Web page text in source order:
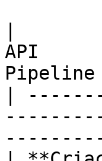
API
Pipeline
|